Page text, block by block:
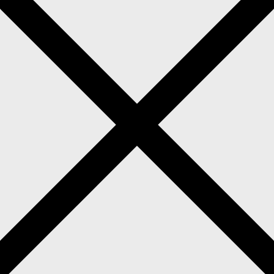
Hochzeitsfotograf in Ahlen
Hochzeitsfotos in Ahlen? > Wir sind Lara &
Hochzeitsplanung und seid auf der Suche
nicht nur unser Leben, sondern auch unsere
nichts Schöneres, als zwei verliebte Menschen
echten, ungestellten Bildern festzuhalten.